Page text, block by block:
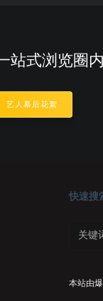
站式浏览圈
艺人幕后花絮
快速搜
本站由